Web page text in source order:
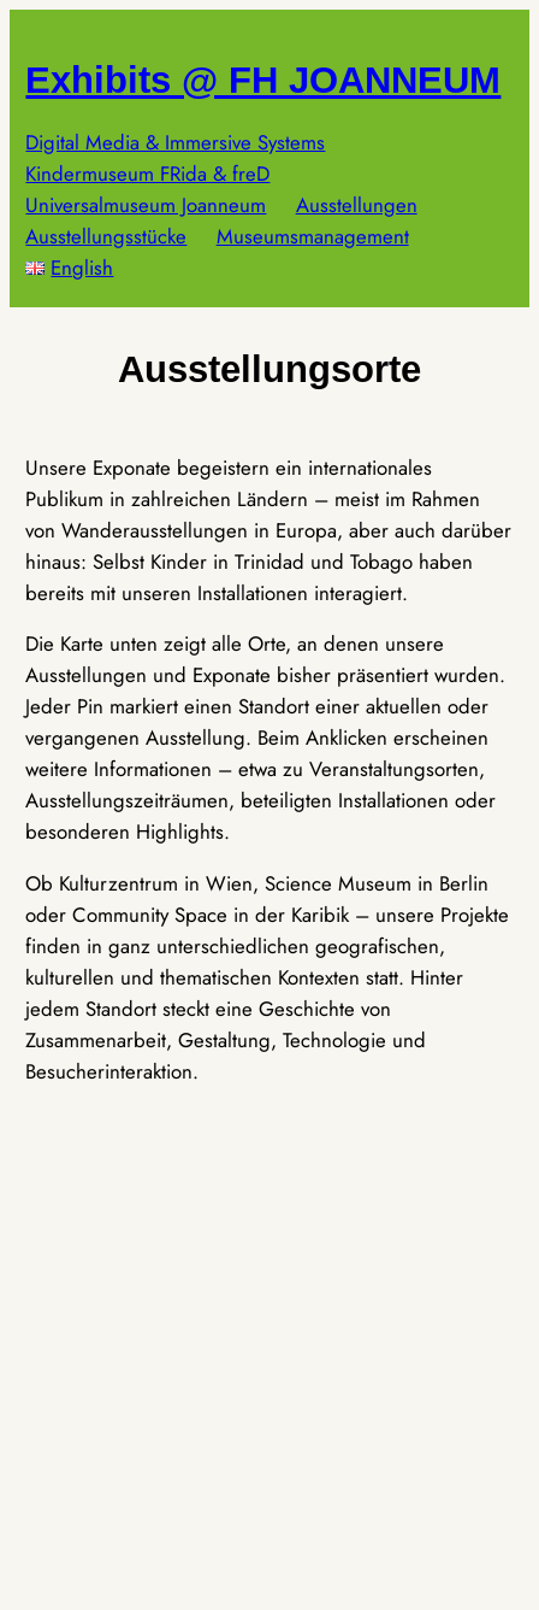
springen
Exhibits @ FH JOANNEUM
Digital Media & Immersive Systems
Kindermuseum FRida & freD
Universalmuseum Joanneum
Ausstellungen
Ausstellungsstücke
Museumsmanagement
English
Ausstellungsorte
Unsere Exponate begeistern ein internationales
Publikum in zahlreichen Ländern – meist im Rahmen
von Wanderausstellungen in Europa, aber auch darüber
hinaus: Selbst Kinder in Trinidad und Tobago haben
bereits mit unseren Installationen interagiert.
Die Karte unten zeigt alle Orte, an denen unsere
Ausstellungen und Exponate bisher präsentiert wurden.
Jeder Pin markiert einen Standort einer aktuellen oder
vergangenen Ausstellung. Beim Anklicken erscheinen
weitere Informationen – etwa zu Veranstaltungsorten,
Ausstellungszeiträumen, beteiligten Installationen oder
besonderen Highlights.
Ob Kulturzentrum in Wien, Science Museum in Berlin
oder Community Space in der Karibik – unsere Projekte
finden in ganz unterschiedlichen geografischen,
kulturellen und thematischen Kontexten statt. Hinter
jedem Standort steckt eine Geschichte von
Zusammenarbeit, Gestaltung, Technologie und
Besucherinteraktion.